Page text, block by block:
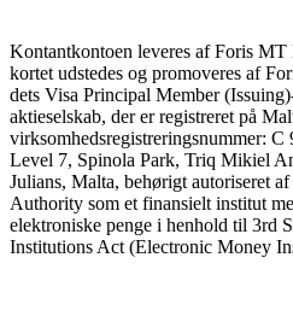
Kontantkontoen leveres af Foris MT
kortet udstedes og promoveres af
dets Visa Principal Member
aktieselskab, der er registreret på
virksomhedsregistreringsnummer:
Level 7, Spinola Park, Triq Mikiel
Julians, Malta, behørigt autoriseret
Authority som et finansielt institut
elektroniske penge i henhold til 3rd
Institutions Act (Electronic Money